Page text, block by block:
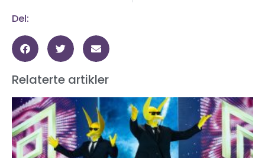
Del:
Relaterte artikler